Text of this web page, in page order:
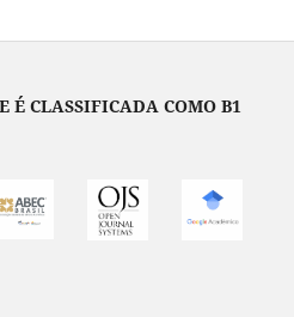
É CLASSIFICADA COMO B1